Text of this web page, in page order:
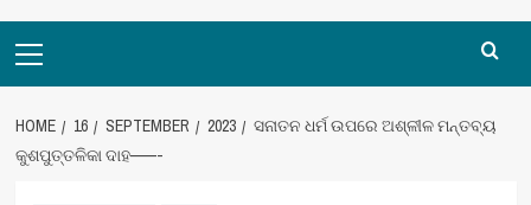
Menu
HOME 16 SEPTEMBER 2023
ସନାତନ ଧର୍ମ ଉପରେ ଅଶ୍ଳୀଳ ମନ୍ତବ୍ୟ
କୁଶପୁତ୍ତଳିକା ଦାହ——-